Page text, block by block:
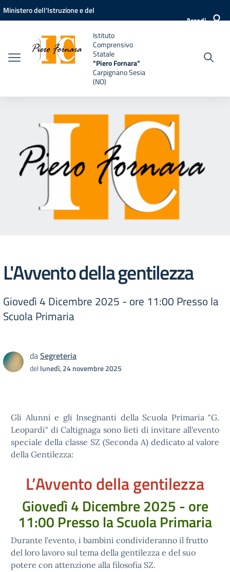
Vai ai contenuti
Vai al menu di navigazione
Vai al footer
Ministero dell'Istruzione e del
Accedi
Istituto
Comprensivo
Statale
"Piero Fornara"
Carpignano Sesia
(NO)
L'Avvento della gentilezza
Giovedì 4 Dicembre 2025 - ore 11:00 Presso la
Scuola Primaria
daSegreteria
dellunedì, 24 novembre 2025
Gli Alunni e gli Insegnanti della Scuola Primaria "G.
Leopardi" di Caltignaga sono lieti di invitare all'evento
speciale della classe SZ (Seconda A) dedicato al valore
della Gentilezza:
L’Avvento della gentilezza
Giovedì 4 Dicembre 2025 - ore
11:00 Presso la Scuola Primaria
Durante l'evento, i bambini condivideranno il frutto
del loro lavoro sul tema della gentilezza e del suo
potere con attenzione alla filosofia SZ.